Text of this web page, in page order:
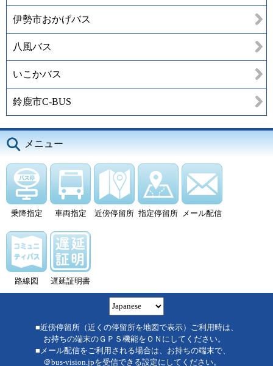
伊勢市おかげバス
八風バス
いこかバス
鈴鹿市C-BUS
メニュー
乗降指定 車両指定 近傍停留所 指定停留所 メール配信
路線図 遅延証明書
■近傍停留所（近くの停留所を地図で表示）ご利用時は、
お持ちの端末のＧＰＳ機能をＯＮにしてください。
■メール配信をご利用される場合は、お持ちの端末で、
＠bus-vision.jpを受信できる設定にしてください。